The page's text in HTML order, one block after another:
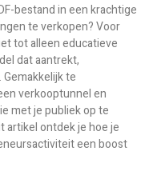
bestand in een krachtige
te verkopen? Voor
tot alleen educatieve
dat aantrekt,
te
verkooptunnel en
met je publiek op te
artikel ontdek je hoe je
een boost